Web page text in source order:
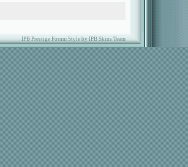
IPB Prestige Forum Style by IPB Skins Team